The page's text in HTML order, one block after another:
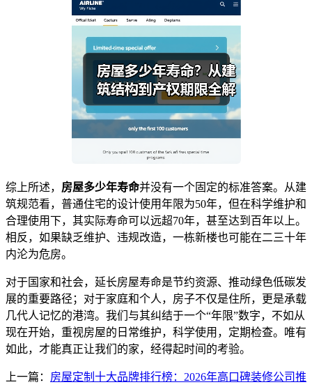
综上所述， 房屋多少年寿命并没有一个固定的标准答案。从建
筑规范看，普通住宅的设计使用年限为50年，但在科学维护和
合理使用下，其实际寿命可以远超70年，甚至达到百年以上。
相反，如果缺乏维护、违规改造，一栋新楼也可能在二三十年
内沦为危房。
对于国家和社会，延长房屋寿命是节约资源、推动绿色低碳发
展的重要路径；对于家庭和个人，房子不仅是住所，更是承载
几代人记忆的港湾。我们与其纠结于一个“年限”数字，不如从
现在开始，重视房屋的日常维护，科学使用，定期检查。唯有
如此，才能真正让我们的家，经得起时间的考验。
上一篇： 房屋定制十大品牌排行榜：2026年高口碑装修公司推